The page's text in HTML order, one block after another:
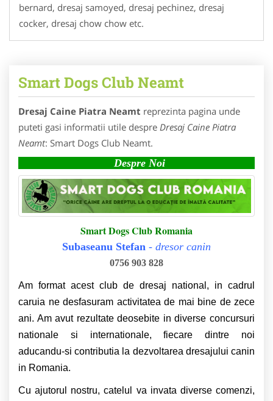
bernard, dresaj samoyed, dresaj pechinez, dresaj
cocker, dresaj chow chow etc.
Smart Dogs Club Neamt
Dresaj Caine Piatra Neamt reprezinta pagina unde
puteti gasi informatii utile despre Dresaj Caine Piatra
Neamt: Smart Dogs Club Neamt.
Despre Noi
Smart Dogs Club Romania
Subaseanu Stefan - dresor canin
0756 903 828
Am format acest club de dresaj national, in cadrul
caruia ne desfasuram activitatea de mai bine de zece
ani. Am avut rezultate deosebite in diverse concursuri
nationale si internationale, fiecare dintre noi
aducandu-si contributia la dezvoltarea dresajului canin
in Romania.
Cu ajutorul nostru, catelul va invata diverse comenzi,